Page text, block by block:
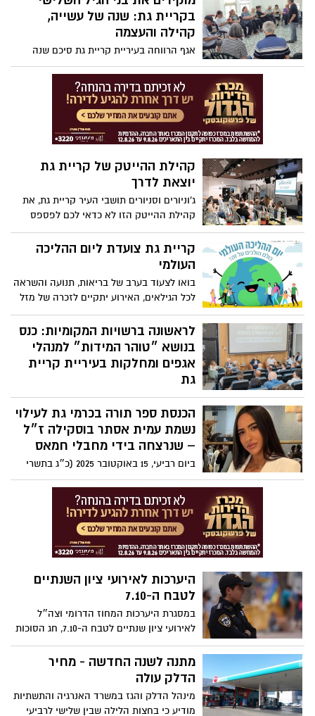
בקריית גת: שנה של עשייה,
קהילה והעצמה
אגף הרווחה בעיריית קריית גת סיכם שנה
עמוסת עשייה ויוזמות למען בני הגיל השלישי
בעיר – עם מגוון פעילויות, סדנאות, טיולים
ויוזמות קהילתיות שנועדו לחזק את תחושת
השייכות, הרווחה האישית והחברתית של
המשתתפים.
קהילת ההייטק של קריית גת
יוצאת לדרך
ג'וניורים וסניורים תושבי העיר קריית גת, את
קהילת ההייטק הזו לא כדאי לכם לפספס
קריית גת צועדת ליום ההליכה
העולמי
בואו לצעוד בערב של בריאות, תנועה והשראה
לכל הגילאים, האירוע יתקיים לזכרה של מזל
שניר ז”ל
לראשונה ברשויות המקומיות: כנס
בנושא ״טוהר המידות״ למנהלי
אגפים ומחלקות בעיריית קריית
גת
מקדמים את טוהר המידות בקריית גת
בהשתתפות שופט מחוזי בדימוס, פרקליט
מחוז ובכירים במשטרה לשעבר - קיימה
עיריית קריית גת בהנהגת ראש העיר כפיר
סויסה כנס מיוחד בנושא טוהר המידות לראשי
האגפים והמחלקות
הכנסת ספר תורה בכרמי גת לעילוי
נשמת עמית אסתר בוסקילה ז״ל
– שנרצחה בידי מחבלי חמאס
ביום רביעי, 15 באוקטובר 2025 (כ״ג בתשרי
התשפ״ו), תיערך בכרמי גת הכנסת ספר תורה
מרגשת ומצמררת, לעילוי נשמתה של עמית
אסתר בוסקילה ז״ל, שנרצחה באכזריות בידי
מחבלי חמאס ב7 באוקטובר 2023
היערכות לאירועי ציון השנתיים
לטבח ה-7.10
במסגרת היערכות המחוז הדרומי וצה״ל
לאירועי ציון שנתיים לטבח ה-7.10, חג הסוכות
וחול המועד, שיתקיימו בימים הקרובים בגזרת
הנגב המערבי, שדרות ועוטף עזה - היום (ב')
החל משעות הבוקר - כוחות המשטרה וצה״ל
יהיו פרוסים בצירים המרכזיים ובאזורים
הרלוונטיים
מתנה לשנה החדשה - מחיר
הדלק עולה
מינהל הדלק והגז במשרד האנרגיה והתשתיות
מודיע כי בחצות הלילה שבין שלישי לרביעי